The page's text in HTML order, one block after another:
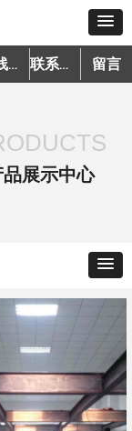
在线预约 联系我们 留言
展示中心